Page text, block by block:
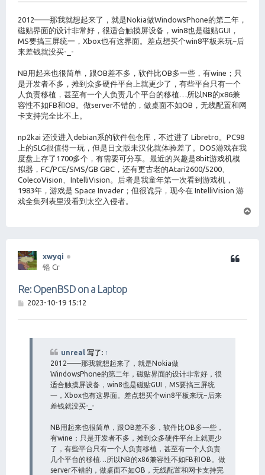
2012——那我就想起来了，就是Nokia做WindowsPhone的第二年，
磁贴界面的设计非常好，很适合触摸屏设备，win8也是磁贴GUI，
MS要搞三屏统一，Xbox也有这界面。差点想买个win8平板来玩~后
来差钱就没买-_-
NB用起来也很简单，跟OB差不多，软件比OB多一些，有wine；只
是开发者不多，摊到众多硬件平台上就更少了，有些平台只有一个
人负责移植，甚至有一个人负责几个平台的移植…所以NB的x86兼
容性不如FB和OB。做server不错的，做桌面不如OB，无线配置和网
卡支持完全比不上。
np2kai 还没进入debian系的软件包仓库，不过进了 Libretro。PC98
上的SLG很值得一玩，但是日文版未汉化就体验差了。DOS游戏在我
度盘上存了1700多个，有需要可分享。最近的兴趣是8bit游戏机模
拟器，FC/PCE/SMS/GB GBC，还有更古老的Atari2600/5200、
ColecoVision、IntelliVision。后者是我童年第一次看到游戏机，
1983年，游戏是 Space Invader；但很诡异，现今在 IntelliVision 游
戏全集列表里没看到太空入侵者。
xwyqi
铬 Cr
Re: OpenBSD on a Laptop
帖
2023-10-19 15:12
unreal 写了: ↑
2012——那我就想起来了，就是Nokia做
WindowsPhone的第二年，磁贴界面的设计非常好，很
适合触摸屏设备，win8也是磁贴GUI，MS要搞三屏统
一，Xbox也有这界面。差点想买个win8平板来玩~后来
差钱就没买-_-
NB用起来也很简单，跟OB差不多，软件比OB多一些，
有wine；只是开发者不多，摊到众多硬件平台上就更少
了，有些平台只有一个人负责移植，甚至有一个人负责
几个平台的移植…所以NB的x86兼容性不如FB和OB。做
server不错的，做桌面不如OB，无线配置和网卡支持完